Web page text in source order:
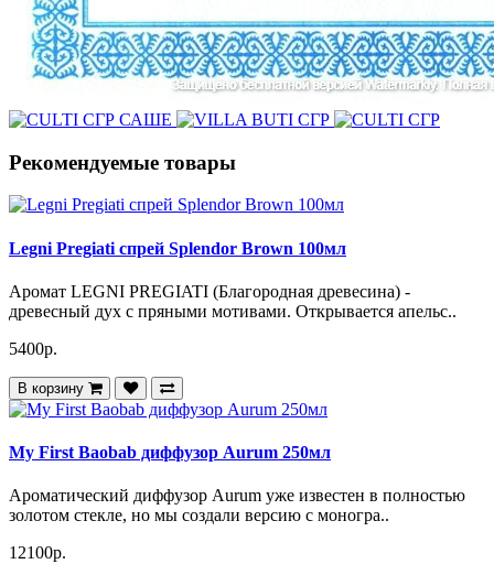
Рекомендуемые товары
Legni Pregiati спрей Splendor Brown 100мл
Аромат LEGNI PREGIATI (Благородная древесина) -
древесный дух с пряными мотивами. Открывается апельс..
5400р.
В корзину
My First Baobab диффузор Aurum 250мл
Ароматический диффузор Aurum уже известен в полностью
золотом стекле, но мы создали версию с моногра..
12100р.